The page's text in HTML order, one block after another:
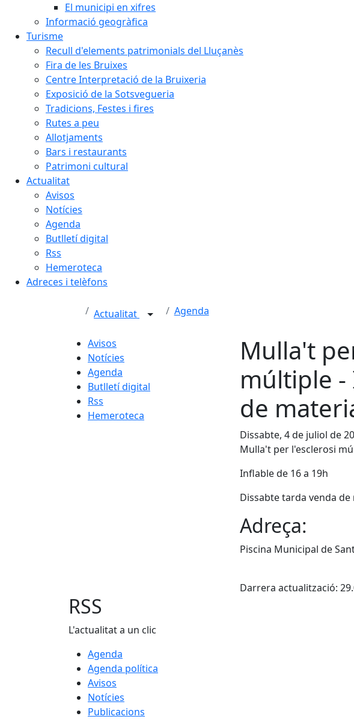
El municipi en xifres
Informació geogràfica
Turisme
Recull d'elements patrimonials del Lluçanès
Fira de les Bruixes
Centre Interpretació de la Bruixeria
Exposició de la Sotsvegueria
Tradicions, Festes i fires
Rutes a peu
Allotjaments
Bars i restaurants
Patrimoni cultural
Actualitat
Avisos
Notícies
Agenda
Butlletí digital
Rss
Hemeroteca
Adreces i telèfons
Actualitat Agenda
Avisos
Notícies
Agenda
Butlletí digital
Rss
Hemeroteca
Mulla't
múltiple -
de
Dissabte, 4 de juliol de
Mulla't per l'esclerosi
Inflable de 16 a 19h
Dissabte tarda venda
Adreça:
Piscina Municipal de
Darrera actualització:
RSS
L'actualitat a un clic
Agenda
Agenda política
Avisos
Notícies
Publicacions